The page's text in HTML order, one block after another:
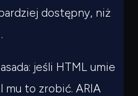
dostępny, niż
jeśli HTML umie
mu to zrobić. ARIA